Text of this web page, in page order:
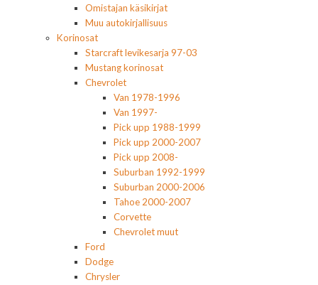
Omistajan käsikirjat
Muu autokirjallisuus
Korinosat
Starcraft levikesarja 97-03
Mustang korinosat
Chevrolet
Van 1978-1996
Van 1997-
Pick upp 1988-1999
Pick upp 2000-2007
Pick upp 2008-
Suburban 1992-1999
Suburban 2000-2006
Tahoe 2000-2007
Corvette
Chevrolet muut
Ford
Dodge
Chrysler